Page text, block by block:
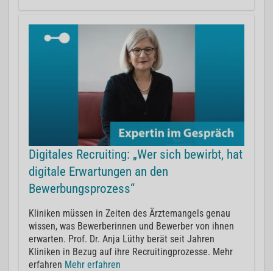
Digitales Recruiting: „Wer sich bewirbt, hat
digitale Erwartungen an den
Bewerbungsprozess“
Kliniken müssen in Zeiten des Ärztemangels genau
wissen, was Bewerberinnen und Bewerber von ihnen
erwarten. Prof. Dr. Anja Lüthy berät seit Jahren
Kliniken in Bezug auf ihre Recruitingprozesse. Mehr
erfahren Mehr erfahren